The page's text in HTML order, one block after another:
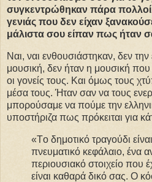
συγκεντρώθηκαν πάρα
γενιάς που δεν είχαν
μάλιστα σου είπαν πως ήταν
Ναι, ναι ενθουσιάστηκαν, δεν
μουσική, δεν ήταν η μουσική που
οι γονείς τους. Και όμως τους
μέσα τους. Ήταν σαν να τους
μπορούσαμε να πούμε την
υποστήριζα πως πρόκειται για
«Tο δημοτικό τραγούδι
πνευματικό κεφάλαιο, ένα
περιουσιακό στοιχείο που
είναι καθαρά δικό σας. Ο